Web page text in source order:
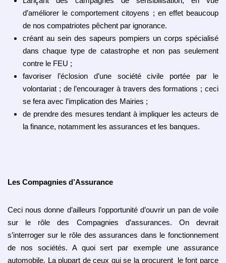
d’améliorer le comportement citoyens ; en effet beaucoup
de nos compatriotes pêchent par ignorance.
créant au sein des sapeurs pompiers un corps spécialisé
dans chaque type de catastrophe et non pas seulement
contre le FEU ;
favoriser l’éclosion d’une société civile portée par le
volontariat ; de l’encourager à travers des formations ; ceci
se fera avec l’implication des Mairies ;
de prendre des mesures tendant à impliquer les acteurs de
la finance, notamment les assurances et les banques.
Les Compagnies d’Assurance
Ceci nous donne d’ailleurs l’opportunité d’ouvrir un pan de voile
sur le rôle des Compagnies d’assurances. On devrait
s’interroger sur le rôle des assurances dans le fonctionnement
de nos sociétés. A quoi sert par exemple une assurance
automobile. La plupart de ceux qui se la procurent le font parce